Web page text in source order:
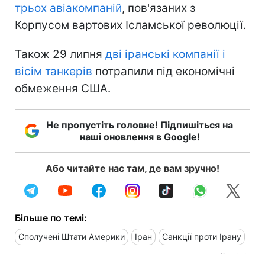
трьох авіакомпаній, пов'язаних з
Корпусом вартових Ісламської революції.
Також 29 липня дві іранські компанії і
вісім танкерів потрапили під економічні
обмеження США.
Не пропустіть головне! Підпишіться на
наші оновлення в Google!
Або читайте нас там, де вам зручно!
Більше по темі:
Сполучені Штати Америки Іран Санкції проти Ірану